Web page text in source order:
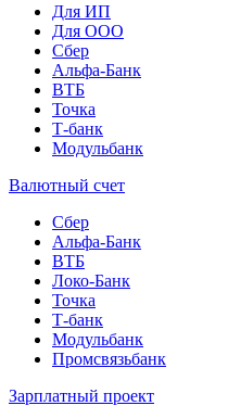
Для ИП
Для ООО
Сбер
Альфа-Банк
ВТБ
Точка
Т-банк
Модульбанк
Валютный счет
Сбер
Альфа-Банк
ВТБ
Локо-Банк
Точка
Т-банк
Модульбанк
Промсвязьбанк
Зарплатный проект